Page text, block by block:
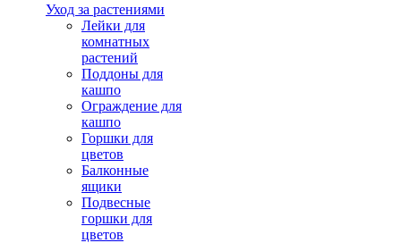
Уход за растениями
Лейки для
комнатных
растений
Поддоны для
кашпо
Ограждение для
кашпо
Горшки для
цветов
Балконные
ящики
Подвесные
горшки для
цветов